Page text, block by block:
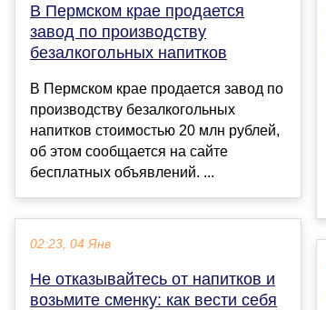
В Пермском крае продается
завод по производству
безалкогольных напитков
В Пермском крае продается завод по
производству безалкогольных
напитков стоимостью 20 млн рублей,
об этом сообщается на сайте
бесплатных объявлений. ...
02:23, 04 Янв
Не отказывайтесь от напитков и
возьмите сменку: как вести себя